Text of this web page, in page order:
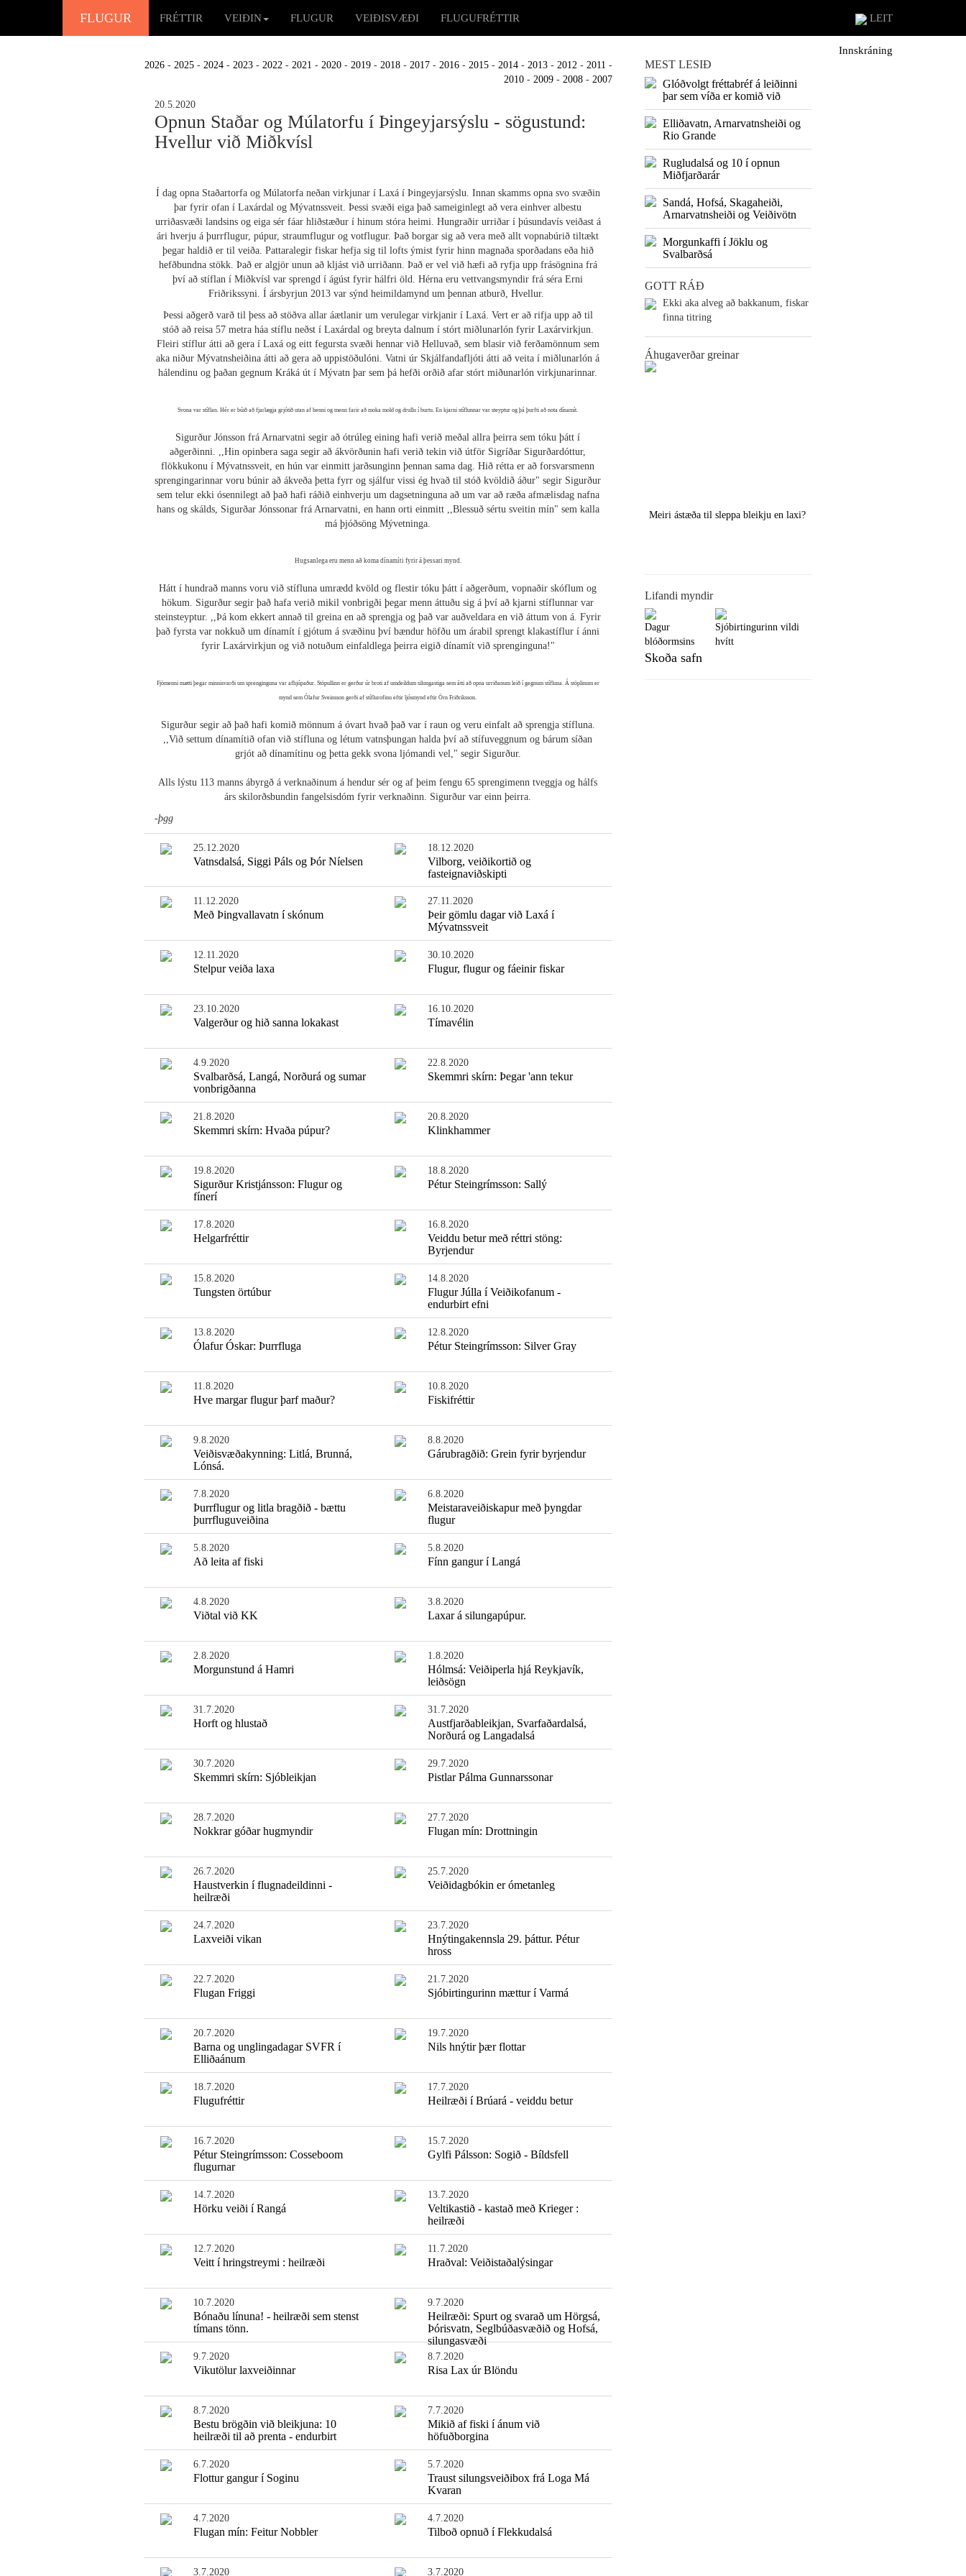
FLUGUR FRÉTTIR VEIÐIN FLUGUR VEIÐISVÆÐI FLUGUFRÉTTIR LEIT
Innskráning
2026 - 2025 - 2024 - 2023 - 2022 - 2021 - 2020 - 2019 - 2018 - 2017 - 2016 - 2015 - 2014 - 2013 - 2012 - 2011 -
2010 - 2009 - 2008 - 2007
20.5.2020
Opnun Staðar og Múlatorfu í Þingeyjarsýslu - sögustund:
Hvellur við Miðkvísl
Í dag opna Staðartorfa og Múlatorfa neðan virkjunar í Laxá í Þingeyjarsýslu. Innan skamms opna svo svæðin
þar fyrir ofan í Laxárdal og Mývatnssveit. Þessi svæði eiga það sameiginlegt að vera einhver albestu
urriðasvæði landsins og eiga sér fáar hliðstæður í hinum stóra heimi. Hungraðir urriðar í þúsundavís veiðast á
ári hverju á þurrflugur, púpur, straumflugur og votflugur. Það borgar sig að vera með allt vopnabúrið tiltækt
þegar haldið er til veiða. Pattaralegir fiskar hefja sig til lofts ýmist fyrir hinn magnaða sporðadans eða hið
hefðbundna stökk. Það er algjör unun að kljást við urriðann. Það er vel við hæfi að ryfja upp frásögnina frá
því að stíflan í Miðkvísl var sprengd í ágúst fyrir hálfri öld. Hérna eru vettvangsmyndir frá séra Erni
Friðrikssyni. Í ársbyrjun 2013 var sýnd heimildamynd um þennan atburð, Hvellur.
Þessi aðgerð varð til þess að stöðva allar áætlanir um verulegar virkjanir í Laxá. Vert er að rifja upp að til
stóð að reisa 57 metra háa stíflu neðst í Laxárdal og breyta dalnum í stórt miðlunarlón fyrir Laxárvirkjun.
Fleiri stíflur átti að gera í Laxá og eitt fegursta svæði hennar við Helluvað, sem blasir við ferðamönnum sem
aka niður Mývatnsheiðina átti að gera að uppistöðulóni. Vatni úr Skjálfandafljóti átti að veita í miðlunarlón á
hálendinu og þaðan gegnum Kráká út í Mývatn þar sem þá hefði orðið afar stórt miðunarlón virkjunarinnar.
Svona var stíflan. Hér er búið að fjarlægja grjótið utan af henni og menn farir að moka mold og drullu í burtu. En kjarni stíflunnar var steyptur og þá þurfti að nota dínamít.
Sigurður Jónsson frá Arnarvatni segir að ótrúleg eining hafi verið meðal allra þeirra sem tóku þátt í
aðgerðinni. ,,Hin opinbera saga segir að ákvörðunin hafi verið tekin við útför Sigríðar Sigurðardóttur,
flökkukonu í Mývatnssveit, en hún var einmitt jarðsunginn þennan sama dag. Hið rétta er að forsvarsmenn
sprengingarinnar voru búnir að ákveða þetta fyrr og sjálfur vissi ég hvað til stóð kvöldið áður" segir Sigurður
sem telur ekki ósennilegt að það hafi ráðið einhverju um dagsetninguna að um var að ræða afmælisdag nafna
hans og skálds, Sigurðar Jónssonar frá Arnarvatni, en hann orti einmitt ,,Blessuð sértu sveitin mín" sem kalla
má þjóðsöng Mývetninga.
Hugsanlega eru menn að koma dínamíti fyrir á þessari mynd.
Hátt í hundrað manns voru við stífluna umrædd kvöld og flestir tóku þátt í aðgerðum, vopnaðir skóflum og
hökum. Sigurður segir það hafa verið mikil vonbrigði þegar menn áttuðu sig á því að kjarni stíflunnar var
steinsteyptur. ,,Þá kom ekkert annað til greina en að sprengja og það var auðveldara en við áttum von á. Fyrir
það fyrsta var nokkuð um dínamít í gjótum á svæðinu því bændur höfðu um árabil sprengt klakastíflur í ánni
fyrir Laxárvirkjun og við notuðum einfaldlega þeirra eigið dínamít við sprenginguna!"
Fjömenni mætti þegar minnisvarði um sprenginguna var afhjúpaður. Stöpullinn er gerður úr broti af umdeildum silungastiga sem átti að opna urriðanum leið í gegnum stífluna. Á stöplinum er
mynd sem Ólafur Sveinsson gerði af stíflurofinu eftir ljósmynd eftir Örn Friðriksson.
Sigurður segir að það hafi komið mönnum á óvart hvað það var í raun og veru einfalt að sprengja stífluna.
,,Við settum dínamítið ofan við stífluna og létum vatnsþungan halda því að stífuveggnum og bárum síðan
grjót að dínamítinu og þetta gekk svona ljómandi vel," segir Sigurður.
Alls lýstu 113 manns ábyrgð á verknaðinum á hendur sér og af þeim fengu 65 sprengimenn tveggja og hálfs
árs skilorðsbundin fangelsisdóm fyrir verknaðinn. Sigurður var einn þeirra.
-þgg
25.12.2020
Vatnsdalsá, Siggi Páls og Þór Níelsen
18.12.2020
Vilborg, veiðikortið og
fasteignaviðskipti
11.12.2020
Með Þingvallavatn í skónum
27.11.2020
Þeir gömlu dagar við Laxá í
Mývatnssveit
12.11.2020
Stelpur veiða laxa
30.10.2020
Flugur, flugur og fáeinir fiskar
23.10.2020
Valgerður og hið sanna lokakast
16.10.2020
Tímavélin
4.9.2020
Svalbarðsá, Langá, Norðurá og sumar
vonbrigðanna
22.8.2020
Skemmri skírn: Þegar 'ann tekur
21.8.2020
Skemmri skírn: Hvaða púpur?
20.8.2020
Klinkhammer
19.8.2020
Sigurður Kristjánsson: Flugur og
fínerí
18.8.2020
Pétur Steingrímsson: Sallý
17.8.2020
Helgarfréttir
16.8.2020
Veiddu betur með réttri stöng:
Byrjendur
15.8.2020
Tungsten örtúbur
14.8.2020
Flugur Júlla í Veiðikofanum -
endurbirt efni
13.8.2020
Ólafur Óskar: Þurrfluga
12.8.2020
Pétur Steingrímsson: Silver Gray
11.8.2020
Hve margar flugur þarf maður?
10.8.2020
Fiskifréttir
9.8.2020
Veiðisvæðakynning: Litlá, Brunná,
Lónsá.
8.8.2020
Gárubragðið: Grein fyrir byrjendur
7.8.2020
Þurrflugur og litla bragðið - bættu
þurrfluguveiðina
6.8.2020
Meistaraveiðiskapur með þyngdar
flugur
5.8.2020
Að leita af fiski
5.8.2020
Fínn gangur í Langá
4.8.2020
Viðtal við KK
3.8.2020
Laxar á silungapúpur.
2.8.2020
Morgunstund á Hamri
1.8.2020
Hólmsá: Veiðiperla hjá Reykjavík,
leiðsögn
31.7.2020
Horft og hlustað
31.7.2020
Austfjarðableikjan, Svarfaðardalsá,
Norðurá og Langadalsá
30.7.2020
Skemmri skírn: Sjóbleikjan
29.7.2020
Pistlar Pálma Gunnarssonar
28.7.2020
Nokkrar góðar hugmyndir
27.7.2020
Flugan mín: Drottningin
26.7.2020
Haustverkin í flugnadeildinni -
heilræði
25.7.2020
Veiðidagbókin er ómetanleg
24.7.2020
Laxveiði vikan
23.7.2020
Hnýtingakennsla 29. þáttur. Pétur
hross
22.7.2020
Flugan Friggi
21.7.2020
Sjóbirtingurinn mættur í Varmá
20.7.2020
Barna og unglingadagar SVFR í
Elliðaánum
19.7.2020
Nils hnýtir þær flottar
18.7.2020
Flugufréttir
17.7.2020
Heilræði í Brúará - veiddu betur
16.7.2020
Pétur Steingrímsson: Cosseboom
flugurnar
15.7.2020
Gylfi Pálsson: Sogið - Bíldsfell
14.7.2020
Hörku veiði í Rangá
13.7.2020
Veltikastið - kastað með Krieger :
heilræði
12.7.2020
Veitt í hringstreymi : heilræði
11.7.2020
Hraðval: Veiðistaðalýsingar
10.7.2020
Bónaðu línuna! - heilræði sem stenst
tímans tönn.
9.7.2020
Heilræði: Spurt og svarað um Hörgsá,
Þórisvatn, Seglbúðasvæðið og Hofsá,
silungasvæði
9.7.2020
Vikutölur laxveiðinnar
8.7.2020
Risa Lax úr Blöndu
8.7.2020
Bestu brögðin við bleikjuna: 10
heilræði til að prenta - endurbirt
7.7.2020
Mikið af fiski í ánum við
höfuðborgina
6.7.2020
Flottur gangur í Soginu
5.7.2020
Traust silungsveiðibox frá Loga Má
Kvaran
4.7.2020
Flugan mín: Feitur Nobbler
4.7.2020
Tilboð opnuð í Flekkudalsá
3.7.2020 3.7.2020
MEST LESIÐ
Glóðvolgt fréttabréf á leiðinni
þar sem víða er komið við
Elliðavatn, Arnarvatnsheiði og
Rio Grande
Rugludalsá og 10 í opnun
Miðfjarðarár
Sandá, Hofsá, Skagaheiði,
Arnarvatnsheiði og Veiðivötn
Morgunkaffi í Jöklu og
Svalbarðsá
GOTT RÁÐ
Ekki aka alveg að bakkanum, fiskar
finna titring
Áhugaverðar greinar
Einfaldasta fiskisúpan Meiri ástæða til sleppa bleikju en laxi?
Lifandi myndir
Dagur
blóðormsins
Sjóbirtingurinn vildi
hvítt
Skoða safn